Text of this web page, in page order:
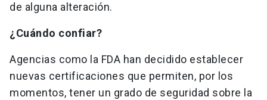
de alguna alteración.
¿Cuándo confiar?
Agencias como la FDA han decidido establecer
nuevas certificaciones que permiten, por los
momentos, tener un grado de seguridad sobre la